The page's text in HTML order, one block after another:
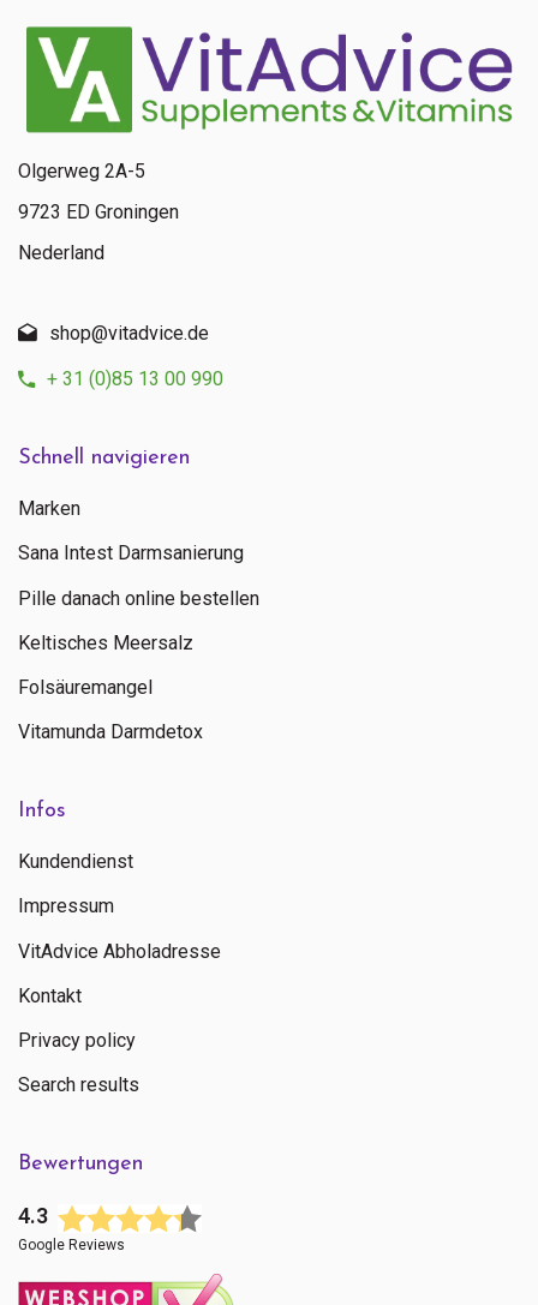
Schnell navigieren
Marken
Sana Intest Darmsanierung
Pille danach online bestellen
Keltisches Meersalz
Folsäuremangel
Vitamunda Darmdetox
Infos
Kundendienst
Impressum
VitAdvice Abholadresse
Kontakt
Privacy policy
Search results
Bewertungen
4.3
Google Reviews
Olgerweg 2A-5
9723 ED Groningen
Nederland
shop@vitadvice.de
+ 31 (0)85 13 00 990